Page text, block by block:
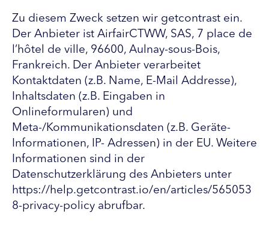
Zu diesem Zweck setzen wir getcontrast ein.
Der Anbieter ist AirfairCTWW, SAS, 7 place de
l’hôtel de ville, 96600, Aulnay-sous-Bois,
Frankreich. Der Anbieter verarbeitet
Kontaktdaten (z.B. Name, E-Mail Addresse),
Inhaltsdaten (z.B. Eingaben in
Onlineformularen) und
Meta-/Kommunikationsdaten (z.B. Geräte-
Informationen, IP- Adressen) in der EU. Weitere
Informationen sind in der
Datenschutzerklärung des Anbieters unter
https://help.getcontrast.io/en/articles/565053
8-privacy-policy abrufbar.